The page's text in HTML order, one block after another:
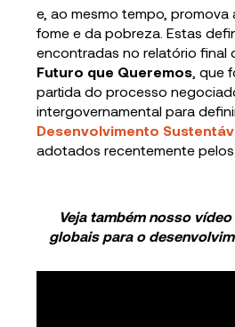
e, ao mesmo tempo, promova
fome e da pobreza. Estas
encontradas no relatório final
Futuro que Queremos , que
partida do processo
intergovernamental para
Desenvolvimento
adotados recentemente pelos
Veja também nosso
globais para o